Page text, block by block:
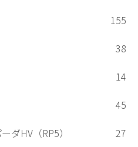
155
38
14
45
ダHV（RP5）
27